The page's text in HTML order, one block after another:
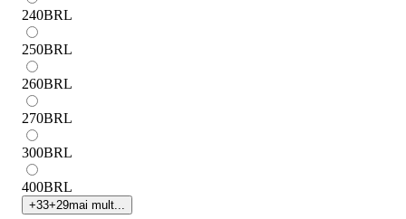
240BRL
250BRL
260BRL
270BRL
300BRL
400BRL
+33+29mai mult...